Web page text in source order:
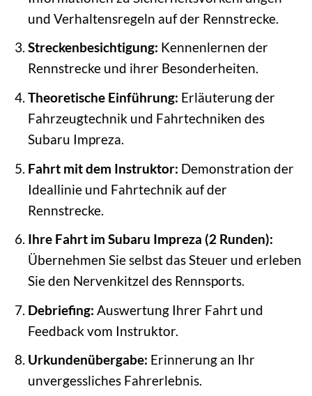
und Verhaltensregeln auf der Rennstrecke.
Streckenbesichtigung: Kennenlernen der
Rennstrecke und ihrer Besonderheiten.
Theoretische Einführung: Erläuterung der
Fahrzeugtechnik und Fahrtechniken des
Subaru Impreza.
Fahrt mit dem Instruktor: Demonstration der
Ideallinie und Fahrtechnik auf der
Rennstrecke.
Ihre Fahrt im Subaru Impreza (2 Runden):
Übernehmen Sie selbst das Steuer und erleben
Sie den Nervenkitzel des Rennsports.
Debriefing: Auswertung Ihrer Fahrt und
Feedback vom Instruktor.
Urkundenübergabe: Erinnerung an Ihr
unvergessliches Fahrerlebnis.